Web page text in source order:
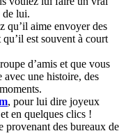
de lui.
qu’il aime envoyer des
qu’il est souvent à court
d’amis et que vous
une histoire, des
, pour lui dire joyeux
en quelques clics !
provenant des bureaux de